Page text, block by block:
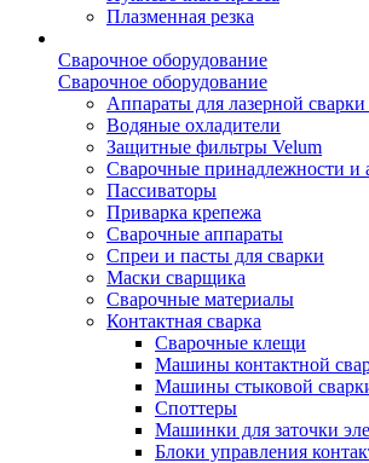
Плазменная резка
Сварочное оборудование
Сварочное оборудование
Аппараты для лазерной
Водяные охладители
Защитные фильтры Velum
Сварочные принадлежности и
Пассиваторы
Приварка крепежа
Сварочные аппараты
Спреи и пасты для сварки
Маски сварщика
Сварочные материалы
Контактная сварка
Сварочные клещи
Машины контактной
Машины стыковой
Споттеры
Машинки для заточки
Блоки управления